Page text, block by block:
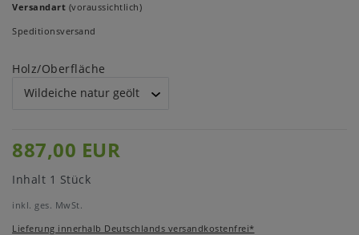
Versandart (voraussichtlich)
Speditionsversand
Holz/Oberfläche
887,00 EUR
Inhalt 1 Stück
inkl. ges. MwSt.
Lieferung innerhalb Deutschlands versandkostenfrei*